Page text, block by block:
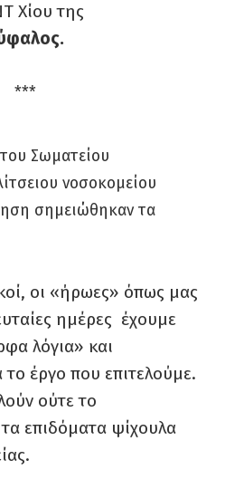
Χίου της
***
Σωματείου
νοσοκομείου
σημειώθηκαν τα
οι «ήρωες» όπως μας
ημέρες έχουμε
λόγια» και
το έργο που επιτελούμε.
ούτε το
επιδόματα ψίχουλα